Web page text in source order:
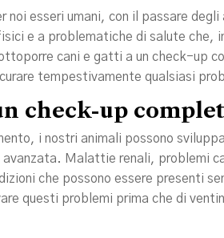
noi esseri umani, con il passare
e a problematiche di salute che,
cani e gatti a un check-up
tempestivamente qualsiasi
check-up
i nostri animali possono
avanzata. Malattie renali, problemi
che possono essere presenti
questi problemi prima che di